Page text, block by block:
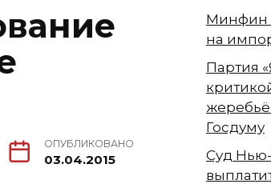
ОПУБЛИКОВАНО
03.04.2015
Минфин
на
Партия
Госдуму
Суд